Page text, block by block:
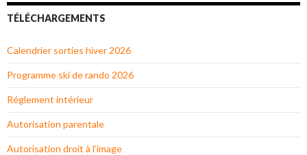
TÉLÉCHARGEMENTS
Calendrier sorties hiver 2026
Programme ski de rando 2026
Réglement intérieur
Autorisation parentale
Autorisation droit à l’image